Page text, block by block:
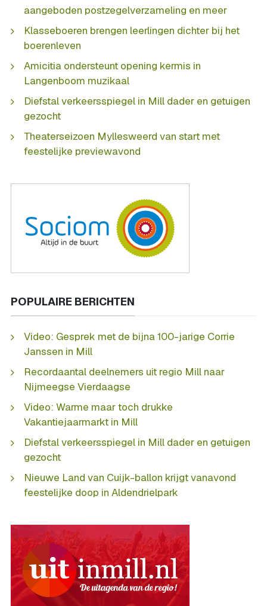
aangeboden postzegelverzameling en meer
Klasseboeren brengen leerlingen dichter bij het
boerenleven
Amicitia ondersteunt opening kermis in
Langenboom muzikaal
Diefstal verkeersspiegel in Mill dader en getuigen
gezocht
Theaterseizoen Myllesweerd van start met
feestelijke previewavond
POPULAIRE BERICHTEN
Video: Gesprek met de bijna 100-jarige Corrie
Janssen in Mill
Recordaantal deelnemers uit regio Mill naar
Nijmeegse Vierdaagse
Video: Warme maar toch drukke
Vakantiejaarmarkt in Mill
Diefstal verkeersspiegel in Mill dader en getuigen
gezocht
Nieuwe Land van Cuijk-ballon krijgt vanavond
feestelijke doop in Aldendrielpark